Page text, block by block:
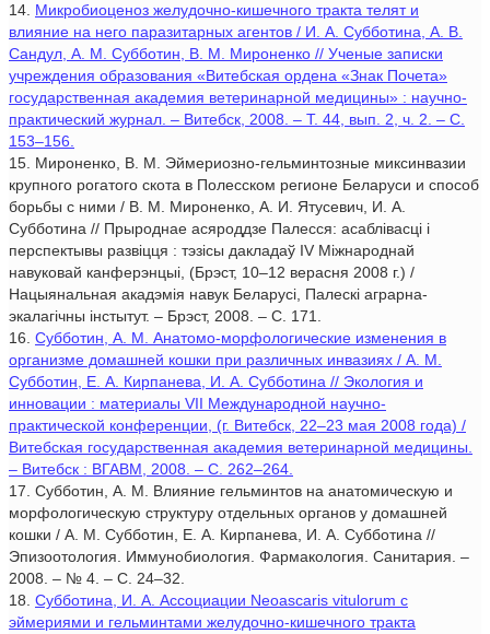
14. Микробиоценоз желудочно-кишечного тракта телят и
влияние на него паразитарных агентов / И. А. Субботина, А. В.
Сандул, А. М. Субботин, В. М. Мироненко // Ученые записки
учреждения образования «Витебская ордена «Знак Почета»
государственная академия ветеринарной медицины» : научно-
практический журнал. – Витебск, 2008. – Т. 44, вып. 2, ч. 2. – С.
153–156.
15. Мироненко, В. М. Эймериозно-гельминтозные миксинвазии
крупного рогатого скота в Полесском регионе Беларуси и способ
борьбы с ними / В. М. Мироненко, А. И. Ятусевич, И. А.
Субботина // Прыроднае асяроддзе Палесся: асаблівасці і
перспектывы развіцця : тэзісы дакладаў IV Міжнароднай
навуковай канферэнцыі, (Брэст, 10–12 верасня 2008 г.) /
Нацыянальная акадэмія навук Беларусі, Палескі аграрна-
экалагічны інстытут. – Брэст, 2008. – С. 171.
16. Субботин, А. М. Анатомо-морфологические изменения в
организме домашней кошки при различных инвазиях / А. М.
Субботин, Е. А. Кирпанева, И. А. Субботина // Экология и
инновации : материалы VII Международной научно-
практической конференции, (г. Витебск, 22–23 мая 2008 года) /
Витебская государственная академия ветеринарной медицины.
– Витебск : ВГАВМ, 2008. – С. 262–264.
17. Субботин, А. М. Влияние гельминтов на анатомическую и
морфологическую структуру отдельных органов у домашней
кошки / А. М. Субботин, Е. А. Кирпанева, И. А. Субботина //
Эпизоотология. Иммунобиология. Фармакология. Санитария. –
2008. – № 4. – С. 24–32.
18. Субботина, И. А. Ассоциации Neoascaris vitulorum с
эймериями и гельминтами желудочно-кишечного тракта